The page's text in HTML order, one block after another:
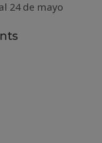
24 de mayo